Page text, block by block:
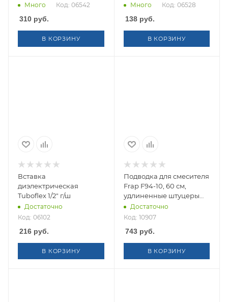
Много Код: 06542
310 руб.
В КОРЗИНУ
Много Код: 06528
138руб.
В КОРЗИНУ
Вставка
диэлектрическая
Tuboflex 1/2" г/ш
Достаточно
Код: 06102
216 руб.
В КОРЗИНУ
Подводка для смесителя
Frap F94-10, 60 см,
удлиненные штуцеры
(пара)
Достаточно
Код: 10907
743руб.
В КОРЗИНУ